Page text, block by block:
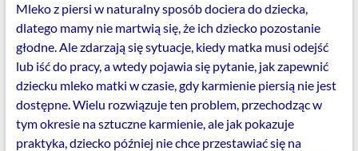
Mleko z piersi w naturalny sposób dociera do dziecka,
dlatego mamy nie martwią się, że ich dziecko pozostanie
głodne. Ale zdarzają się sytuacje, kiedy matka musi odejść
lub iść do pracy, a wtedy pojawia się pytanie, jak zapewnić
dziecku mleko matki w czasie, gdy karmienie piersią nie jest
dostępne. Wielu rozwiązuje ten problem, przechodząc w
tym okresie na sztuczne karmienie, ale jak pokazuje
praktyka, dziecko później nie chce przestawiać się na